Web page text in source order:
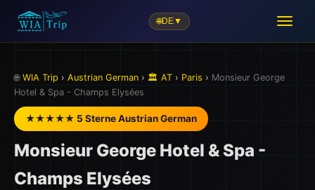
🌐DE▼
🌐 WIA Trip › Austrian German › 🏛️ AT › Paris › Monsieur George
Hotel & Spa - Champs Elysées
★★★★★ 5 Sterne Austrian German
Monsieur George Hotel & Spa -
Champs Elysées